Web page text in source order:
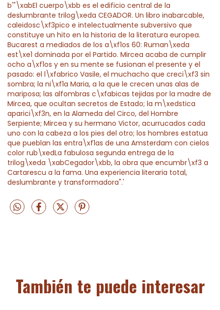
b'"\xabEl cuerpo\xbb es el edificio central de la
deslumbrante trilog\xeda CEGADOR. Un libro inabarcable,
caleidosc\xf3pico e intelectualmente subversivo que
constituye un hito en la historia de la literatura europea.
Bucarest a mediados de los a\xf1os 60: Ruman\xeda
est\xe1 dominada por el Partido. Mircea acaba de cumplir
ocho a\xf1os y en su mente se fusionan el presente y el
pasado: el l\xfabrico Vasile, el muchacho que creci\xf3 sin
sombra; la ni\xf1a Maria, a la que le crecen unas alas de
mariposa; las alfombras c\xfabicas tejidas por la madre de
Mircea, que ocultan secretos de Estado; la m\xedstica
aparici\xf3n, en la Alameda del Circo, del Hombre
Serpiente; Mircea y su hermano Victor, acurrucados cada
uno con la cabeza a los pies del otro; los hombres estatua
que pueblan las entra\xf1as de una Amsterdam con cielos
color rub\xedLa fabulosa segunda entrega de la
trilog\xeda \xabCegador\xbb, la obra que encumbr\xf3 a
Cartarescu a la fama. Una experiencia literaria total,
deslumbrante y transformadora".'
También te puede interesar